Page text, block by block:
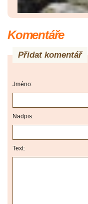
Komentáře
Přidat komentář
Jméno:
Nadpis:
Text: